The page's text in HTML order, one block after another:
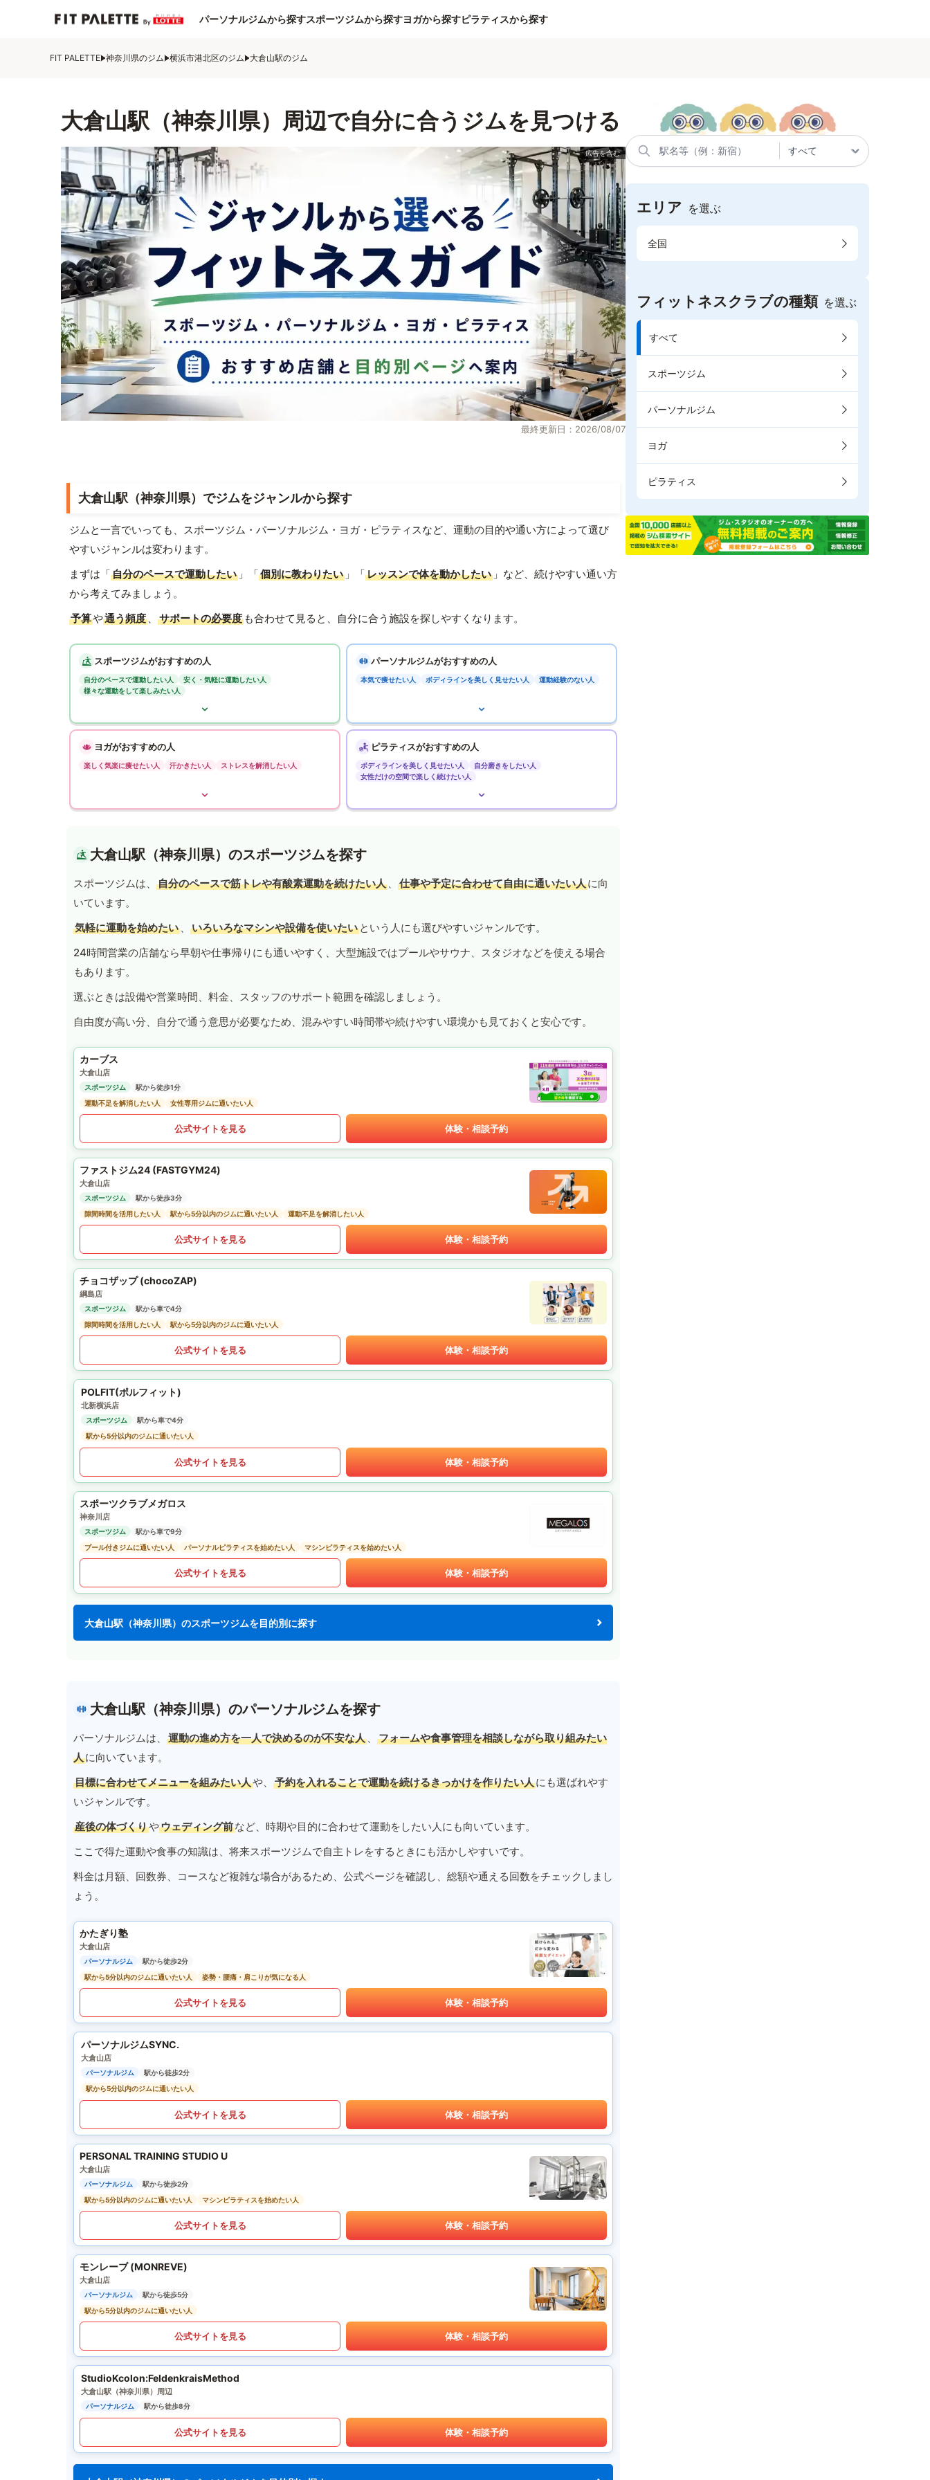
パーソナルジムから探すスポーツジムから探すヨガから探すピラティスから探す
FIT PALETTE 神奈川県のジム 横浜市港北区のジム 大倉山駅のジム
大倉山駅（神奈川県）周辺で自分に合うジムを見つける
最終更新日：2026/08/07
大倉山駅（神奈川県）でジムをジャンルから探す
ジムと一言でいっても、スポーツジム・パーソナルジム・ヨガ・ピラティスなど、運動の目的や通い方によって選び
やすいジャンルは変わります。
まずは「自分のペースで運動したい 」「個別に教わりたい 」「レッスンで体を動かしたい 」など、続けやすい通い方
から考えてみましょう。
予算や通う頻度 、 サポートの必要度 も合わせて見ると、自分に合う施設を探しやすくなります。
スポーツジムがおすすめの人
自分のペースで運動したい人
安く・気軽に運動したい人
様々な運動をして楽しみたい人
パーソナルジムがおすすめの人
本気で痩せたい人 ボディラインを美しく見せたい人 運動経験のない人
ヨガがおすすめの人
楽しく気楽に痩せたい人 汗かきたい人 ストレスを解消したい人
ピラティスがおすすめの人
ボディラインを美しく見せたい人
自分磨きをしたい人
女性だけの空間で楽しく続けたい人
大倉山駅（神奈川県）のスポーツジムを探す
スポーツジムは、 自分のペースで筋トレや有酸素運動を続けたい人 、 仕事や予定に合わせて自由に通いたい人に向
いています。
気軽に運動を始めたい 、 いろいろなマシンや設備を使いたい という人にも選びやすいジャンルです。
24時間営業の店舗なら早朝や仕事帰りにも通いやすく、大型施設ではプールやサウナ、スタジオなどを使える場合
もあります。
選ぶときは設備や営業時間、料金、スタッフのサポート範囲を確認しましょう。
自由度が高い分、自分で通う意思が必要なため、混みやすい時間帯や続けやすい環境かも見ておくと安心です。
カーブス
大倉山店
スポーツジム
駅から徒歩1分
運動不足を解消したい人
女性専用ジムに通いたい人
公式サイトを見る 体験・相談予約
ファストジム24 (FASTGYM24)
大倉山店
スポーツジム
駅から徒歩3分
隙間時間を活用したい人
駅から5分以内のジムに通いたい人 運動不足を解消したい人
公式サイトを見る 体験・相談予約
チョコザップ (chocoZAP)
綱島店
スポーツジム
駅から車で4分
隙間時間を活用したい人
駅から5分以内のジムに通いたい人
公式サイトを見る 体験・相談予約
POLFIT(ポルフィット)
北新横浜店
スポーツジム
駅から車で4分
駅から5分以内のジムに通いたい人
公式サイトを見る 体験・相談予約
スポーツクラブメガロス
神奈川店
スポーツジム
駅から車で9分
プール付きジムに通いたい人
パーソナルピラティスを始めたい人 マシンピラティスを始めたい人
公式サイトを見る 体験・相談予約
大倉山駅（神奈川県）のスポーツジムを目的別に探す
大倉山駅（神奈川県）のパーソナルジムを探す
パーソナルジムは、 運動の進め方を一人で決めるのが不安な人 、
フォームや食事管理を相談しながら取り組みたい
人に向いています。
目標に合わせてメニューを組みたい人や、 予約を入れることで運動を続けるきっかけを作りたい人にも選ばれやす
いジャンルです。
産後の体づくりやウェディング前など、時期や目的に合わせて運動をしたい人にも向いています。
ここで得た運動や食事の知識は、将来スポーツジムで自主トレをするときにも活かしやすいです。
料金は月額、回数券、コースなど複雑な場合があるため、公式ページを確認し、総額や通える回数をチェックしまし
ょう。
かたぎり塾
大倉山店
パーソナルジム
駅から徒歩2分
駅から5分以内のジムに通いたい人
姿勢・腰痛・肩こりが気になる人
公式サイトを見る 体験・相談予約
パーソナルジムSYNC.
大倉山店
パーソナルジム
駅から徒歩2分
駅から5分以内のジムに通いたい人
公式サイトを見る 体験・相談予約
PERSONAL TRAINING STUDIO U
大倉山店
パーソナルジム
駅から徒歩2分
駅から5分以内のジムに通いたい人
マシンピラティスを始めたい人
公式サイトを見る 体験・相談予約
モンレーブ (MONREVE)
大倉山店
パーソナルジム
駅から徒歩5分
駅から5分以内のジムに通いたい人
公式サイトを見る 体験・相談予約
StudioKcolon:FeldenkraisMethod
大倉山駅（神奈川県）周辺
パーソナルジム 駅から徒歩8分
公式サイトを見る 体験・相談予約
エリア を選ぶ
全国
フィットネスクラブの種類 を選ぶ
すべて
スポーツジム
パーソナルジム
ヨガ
ピラティス